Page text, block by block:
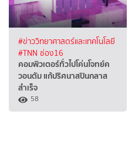
#ข่าววิทยาศาสตร์และเทคโนโลยี
#TNN ช่อง16
คอมพิวเตอร์ทั่วไปโค่นโจทย์ค
วอนตัม แก้ปริศนาสปินกลาส
สำเร็จ
58